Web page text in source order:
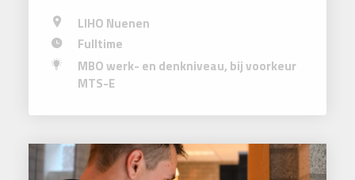
LIHO Nuenen
Fulltime
MBO werk- en denkniveau, bij voorkeur
MTS-E